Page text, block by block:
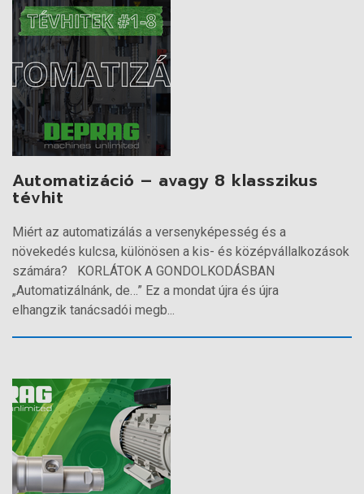
Automatizáció – avagy 8 klasszikus
tévhit
Miért az automatizálás a versenyképesség és a
növekedés kulcsa, különösen a kis- és középvállalkozások
számára? KORLÁTOK A GONDOLKODÁSBAN
„Automatizálnánk, de…” Ez a mondat újra és újra
elhangzik tanácsadói megb...